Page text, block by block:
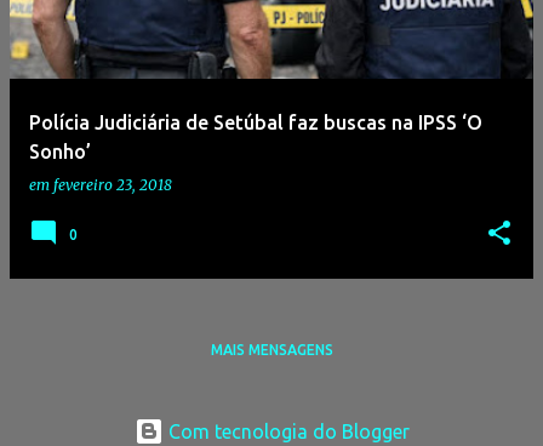
Polícia Judiciária de Setúbal faz buscas na IPSS ‘O
Sonho’
em fevereiro 23, 2018
0
MAIS MENSAGENS
Com tecnologia do Blogger